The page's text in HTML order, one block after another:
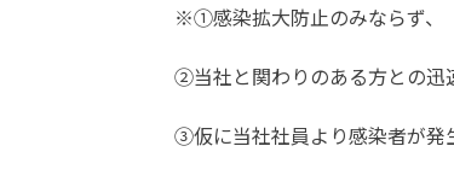
※①感染拡大防止のみならず、
②当社と関わりのある方との迅
③仮に当社社員より感染者が発